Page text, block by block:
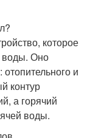
которое
воды. Оно
и
контур
а горячий
воды.